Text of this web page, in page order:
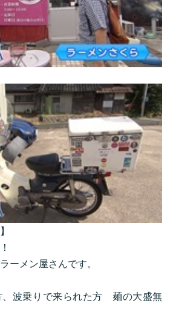
ーメン屋さんです。
、波乗りで来られた方 麺の大盛無